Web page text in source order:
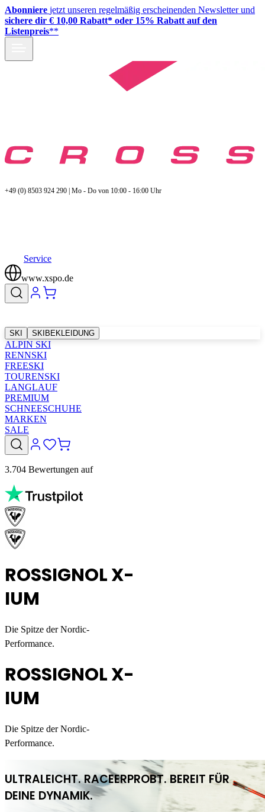
Abonniere jetzt unseren regelmäßig erscheinenden Newsletter und
sichere dir € 10,00 Rabatt* oder 15% Rabatt auf den
Listenpreis**
+49 (0) 8503 924 290 | Mo - Do von 10:00 - 16:00 Uhr
Service
www.xspo.de
SKI SKIBEKLEIDUNG
ALPIN SKI
RENNSKI
FREESKI
TOURENSKI
LANGLAUF
PREMIUM
SCHNEESCHUHE
MARKEN
SALE
3.704 Bewertungen auf
ROSSIGNOL X-
IUM
Die Spitze der Nordic-
Performance.
ROSSIGNOL X-
IUM
Die Spitze der Nordic-
Performance.
ULTRALEICHT. RACEERPROBT. BEREIT FÜR
DEINE DYNAMIK.